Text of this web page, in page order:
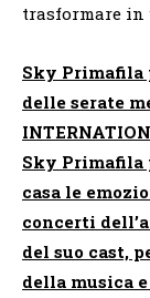
trasformare in
Sky Primafila
delle serate
Sky Primafila
casa le
concerti
del suo cast,
della musica